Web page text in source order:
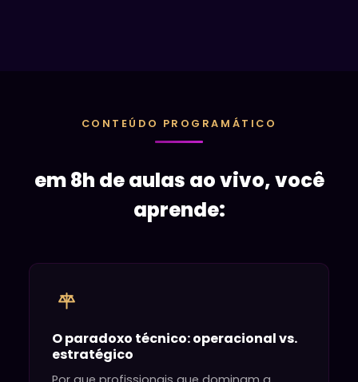
CONTEÚDO PROGRAMÁTICO
em 8h de aulas ao vivo, você
aprende:
O paradoxo técnico: operacional vs.
estratégico